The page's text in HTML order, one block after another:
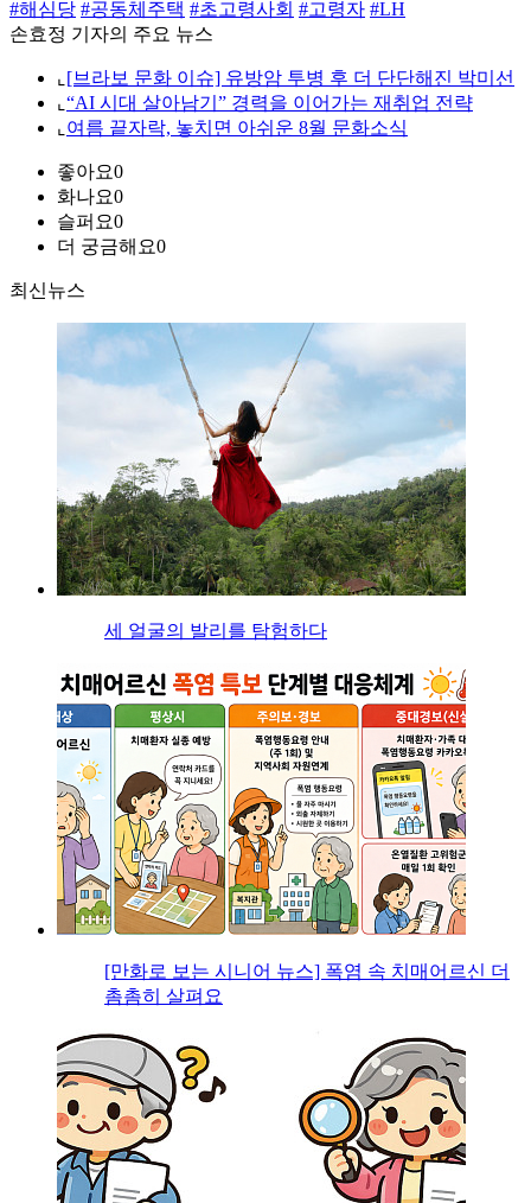
#해심당 #공동체주택 #초고령사회 #고령자 #LH
손효정 기자의 주요 뉴스
⌞ [브라보 문화 이슈] 유방암 투병 후 더 단단해진 박미선
⌞ “AI 시대 살아남기” 경력을 이어가는 재취업 전략
⌞ 여름 끝자락, 놓치면 아쉬운 8월 문화소식
좋아요0
화나요0
슬퍼요0
더 궁금해요0
최신뉴스
세 얼굴의 발리를 탐험하다
[만화로 보는 시니어 뉴스] 폭염 속 치매어르신 더
촘촘히 살펴요